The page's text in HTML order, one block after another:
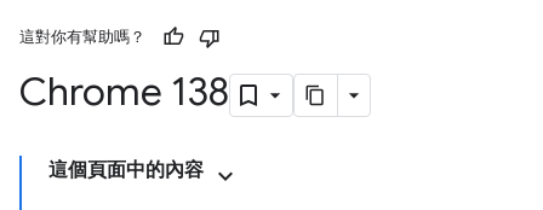
這對你有幫助嗎？
Chrome 138
這個頁面中的內容